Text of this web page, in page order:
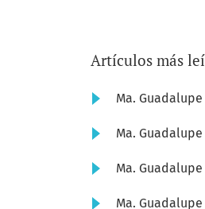
Artículos más
Ma.
Ma.
Ma.
Ma.